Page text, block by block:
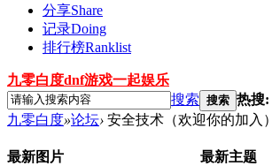
分享Share
记录Doing
排行榜Ranklist
九零白度dnf游戏一起娱乐
搜索 搜索 热搜:
九零白度»论坛› 安全技术（欢迎你的加入）
最新图片 最新主题